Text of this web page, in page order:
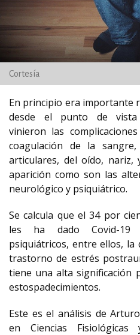
Cortesía
En principio era importante
desde el punto de vista
vinieron las
coagulación de la
articulares, del oído, nariz,
aparición como son las
neurológico y psiquiátrico.
Se calcula que el 34 por
les ha dado Covid-19
psiquiátricos, entre ellos, la
trastorno de estrés
tiene una alta significación
estospadecimientos.
Este es el análisis de
en Ciencias